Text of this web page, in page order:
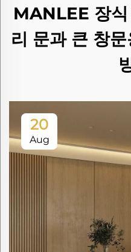
MANLEE 장식
리 문과 큰 창
20
Aug